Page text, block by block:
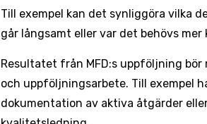
Till exempel kan det synliggöra vilka
går långsamt eller var det behövs mer
Resultatet från MFD:s uppföljning
och uppföljningsarbete. Till exempel
dokumentation av aktiva åtgärder